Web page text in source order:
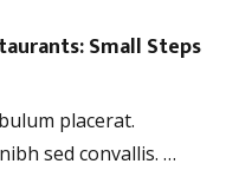
Small Steps
placerat.
sed convallis. …